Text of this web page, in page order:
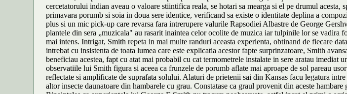
cercetatorului indian aveau o valoare stiintifica reala, se hotari sa mearga si el pe drumul acesta,
primavara porumb si soia in doua sere identice, verificand sa existe o identitate deplina a
plus si un mic pick-up care revarsa fara intrerupere valurile Rapsodiei Albastre de George
plantele din sera „muzicala" au rasarit inaintea celor ocolite de muzica iar tulpinile lor se vadira
mai intens. Intrigat, Smith repeta in mai multe randuri aceasta experienta, obtinand de fiecare
intrebat cu insistenta de toata lumea care este explicatia acestor fapte surprinzatoare, Smith
beneficiau acestea, fapt cu atat mai probabil cu cat termometrele instalate in sere aratau imediat
observatiile lui Smith figura si aceea ca frunzele de porumb aflate mai aproape de sol pareau
reflectate si amplificate de suprafata solului. Alaturi de prietenii sai din Kansas facu legatura
altor insecte daunatoare din hambarele cu grau. Constatase ca graul provenit din aceste hambare